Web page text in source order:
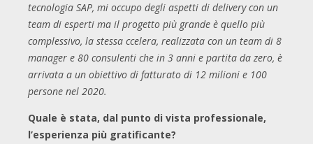
tecnologia SAP, mi occupo degli aspetti di delivery con un
team di esperti ma il progetto più grande è quello più
complessivo, la stessa ccelera, realizzata con un team di 8
manager e 80 consulenti che in 3 anni e partita da zero, è
arrivata a un obiettivo di fatturato di 12 milioni e 100
persone nel 2020.
Quale è stata, dal punto di vista professionale,
l’esperienza più gratificante?